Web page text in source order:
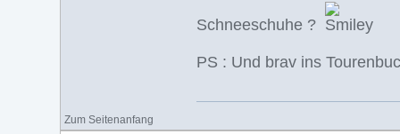
Schneeschuhe ?
PS : Und brav ins
Zum Seitenanfang